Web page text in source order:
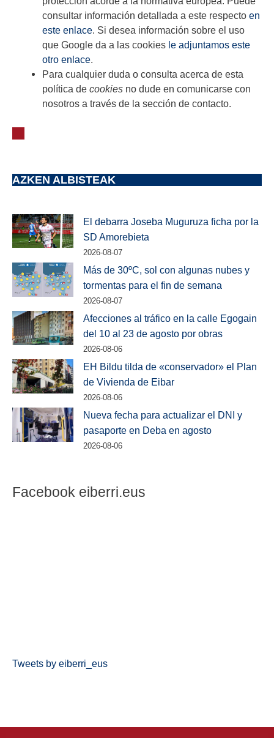
consultar información detallada a este respectoen
este enlace. Si desea información sobre el uso
que Google da a las cookies le adjuntamos este
otro enlace.
Para cualquier duda o consulta acerca de esta
política decookies no dude en comunicarse con
nosotros a través de la sección de contacto.
AZKEN ALBISTEAK
El debarra Joseba Muguruza ficha por la
SD Amorebieta
2026-08-07
Más de 30ºC, sol con algunas nubes y
tormentas para el fin de semana
2026-08-07
Afecciones al tráfico en la calle Egogain
del 10 al 23 de agosto por obras
2026-08-06
EH Bildu tilda de «conservador» el Plan
de Vivienda de Eibar
2026-08-06
Nueva fecha para actualizar el DNI y
pasaporte en Deba en agosto
2026-08-06
Facebook eiberri.eus
Tweets by eiberri_eus